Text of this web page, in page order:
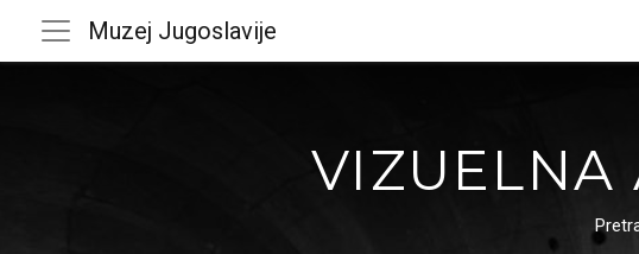
Muzej Jugoslavije
VIZUELNA